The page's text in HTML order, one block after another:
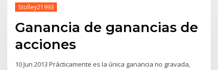
Stolley21993
Ganancia de ganancias de
acciones
10 Jun 2013 Prácticamente es la única ganancia no gravada,